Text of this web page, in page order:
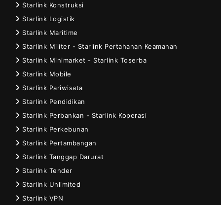
Starlink Konstruksi
Starlink Logistik
Starlink Maritime
Starlink Militer - Starlink Pertahanan Keamanan
Starlink Minimarket - Starlink Toserba
Starlink Mobile
Starlink Pariwisata
Starlink Pendidikan
Starlink Perbankan - Starlink Koperasi
Starlink Perkebunan
Starlink Pertambangan
Starlink Tanggap Darurat
Starlink Tender
Starlink Unlimited
Starlink VPN